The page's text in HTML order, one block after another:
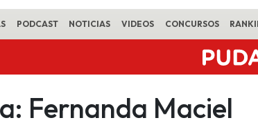
PODCAST NOTICIAS VIDEOS CONCURSOS
Fernanda Maciel